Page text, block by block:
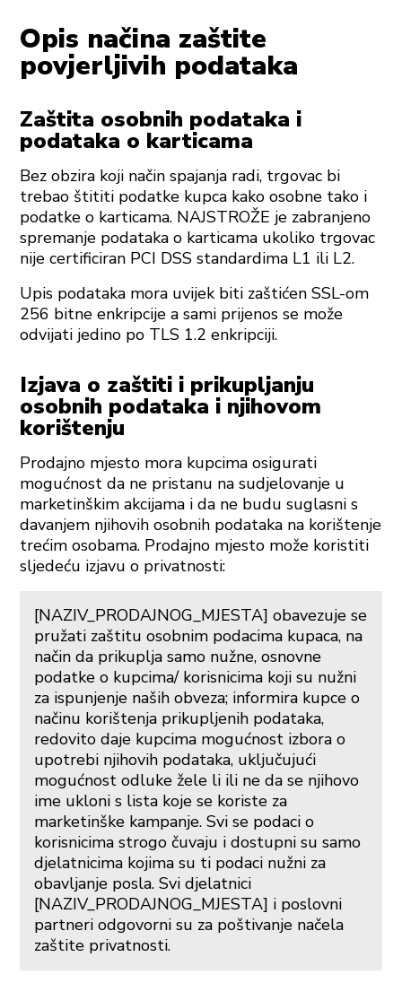
Opis načina zaštite
povjerljivih podataka
Zaštita osobnih podataka i
podataka o karticama
Bez obzira koji način spajanja radi, trgovac bi
trebao štititi podatke kupca kako osobne tako i
podatke o karticama. NAJSTROŽE je zabranjeno
spremanje podataka o karticama ukoliko trgovac
nije certificiran PCI DSS standardima L1 ili L2.
Upis podataka mora uvijek biti zaštićen SSL-om
256 bitne enkripcije a sami prijenos se može
odvijati jedino po TLS 1.2 enkripciji.
Izjava o zaštiti i prikupljanju
osobnih podataka i njihovom
korištenju
Prodajno mjesto mora kupcima osigurati
mogućnost da ne pristanu na sudjelovanje u
marketinškim akcijama i da ne budu suglasni s
davanjem njihovih osobnih podataka na korištenje
trećim osobama. Prodajno mjesto može koristiti
sljedeću izjavu o privatnosti:
[NAZIV_PRODAJNOG_MJESTA] obavezuje se
pružati zaštitu osobnim podacima kupaca, na
način da prikuplja samo nužne, osnovne
podatke o kupcima/ korisnicima koji su nužni
za ispunjenje naših obveza; informira kupce o
načinu korištenja prikupljenih podataka,
redovito daje kupcima mogućnost izbora o
upotrebi njihovih podataka, uključujući
mogućnost odluke žele li ili ne da se njihovo
ime ukloni s lista koje se koriste za
marketinške kampanje. Svi se podaci o
korisnicima strogo čuvaju i dostupni su samo
djelatnicima kojima su ti podaci nužni za
obavljanje posla. Svi djelatnici
[NAZIV_PRODAJNOG_MJESTA] i poslovni
partneri odgovorni su za poštivanje načela
zaštite privatnosti.